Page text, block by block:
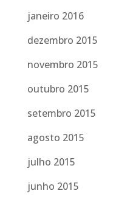
janeiro 2016
dezembro 2015
novembro 2015
outubro 2015
setembro 2015
agosto 2015
julho 2015
junho 2015